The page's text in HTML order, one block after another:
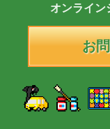
オンライン
お